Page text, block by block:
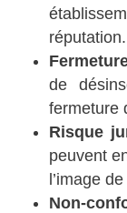
réputation.
de
fermeture
Risque
peuvent
l’image
Non-